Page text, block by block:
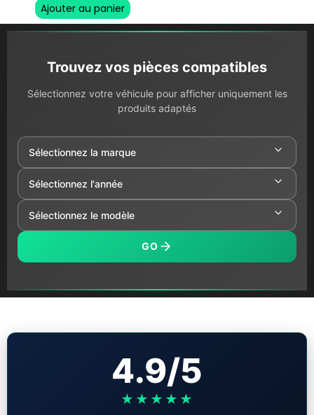
Ajouter au panier
Trouvez vos pièces compatibles
Sélectionnez votre véhicule pour afficher uniquement les
produits adaptés
GO
4.9/5
★★★★★